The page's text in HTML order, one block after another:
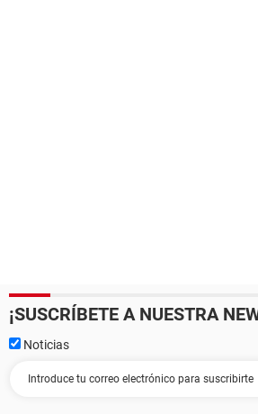
¡SUSCRÍBETE A NUESTRA
Noticias